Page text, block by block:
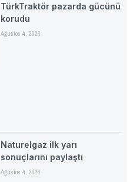
TürkTraktör pazarda gücünü
korudu
Ağustos 4, 2026
Naturelgaz ilk yarı
sonuçlarını paylaştı
Ağustos 4, 2026